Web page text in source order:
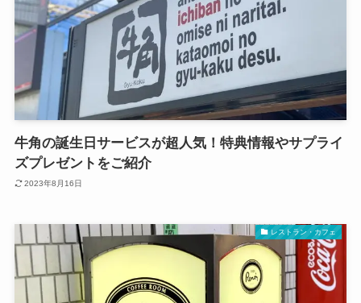
牛角の誕生日サービスが超人気！特典情報やサプライ
ズプレゼントをご紹介
2023年8月16日
レストラン・カフェ